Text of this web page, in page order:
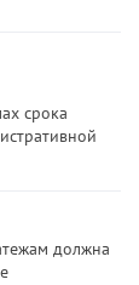
срока
должна